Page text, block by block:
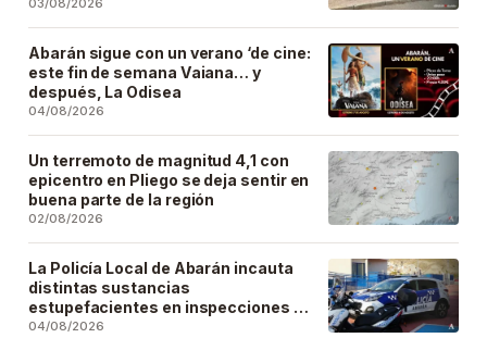
03/08/2026
Abarán sigue con un verano ‘de cine:
este fin de semana Vaiana… y
después, La Odisea
04/08/2026
Un terremoto de magnitud 4,1 con
epicentro en Pliego se deja sentir en
buena parte de la región
02/08/2026
La Policía Local de Abarán incauta
distintas sustancias
estupefacientes en inspecciones a
locales públicos del municipio
04/08/2026